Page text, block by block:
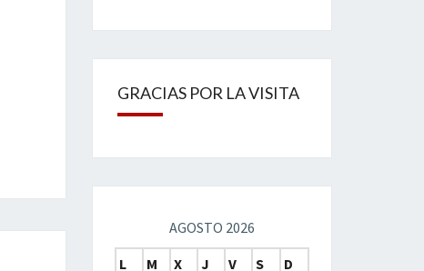
GRACIAS POR LA VISITA
AGOSTO 2026
L
M X J V S
D